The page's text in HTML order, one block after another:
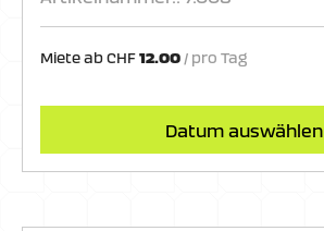
Miete abCHF12.00
Datum auswählen